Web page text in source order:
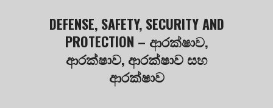
DEFENSE, SAFETY, SECURITY AND
PROTECTION – ආරක්ෂාව,
ආරක්ෂාව, ආරක්ෂාව සහ
ආරක්ෂාව